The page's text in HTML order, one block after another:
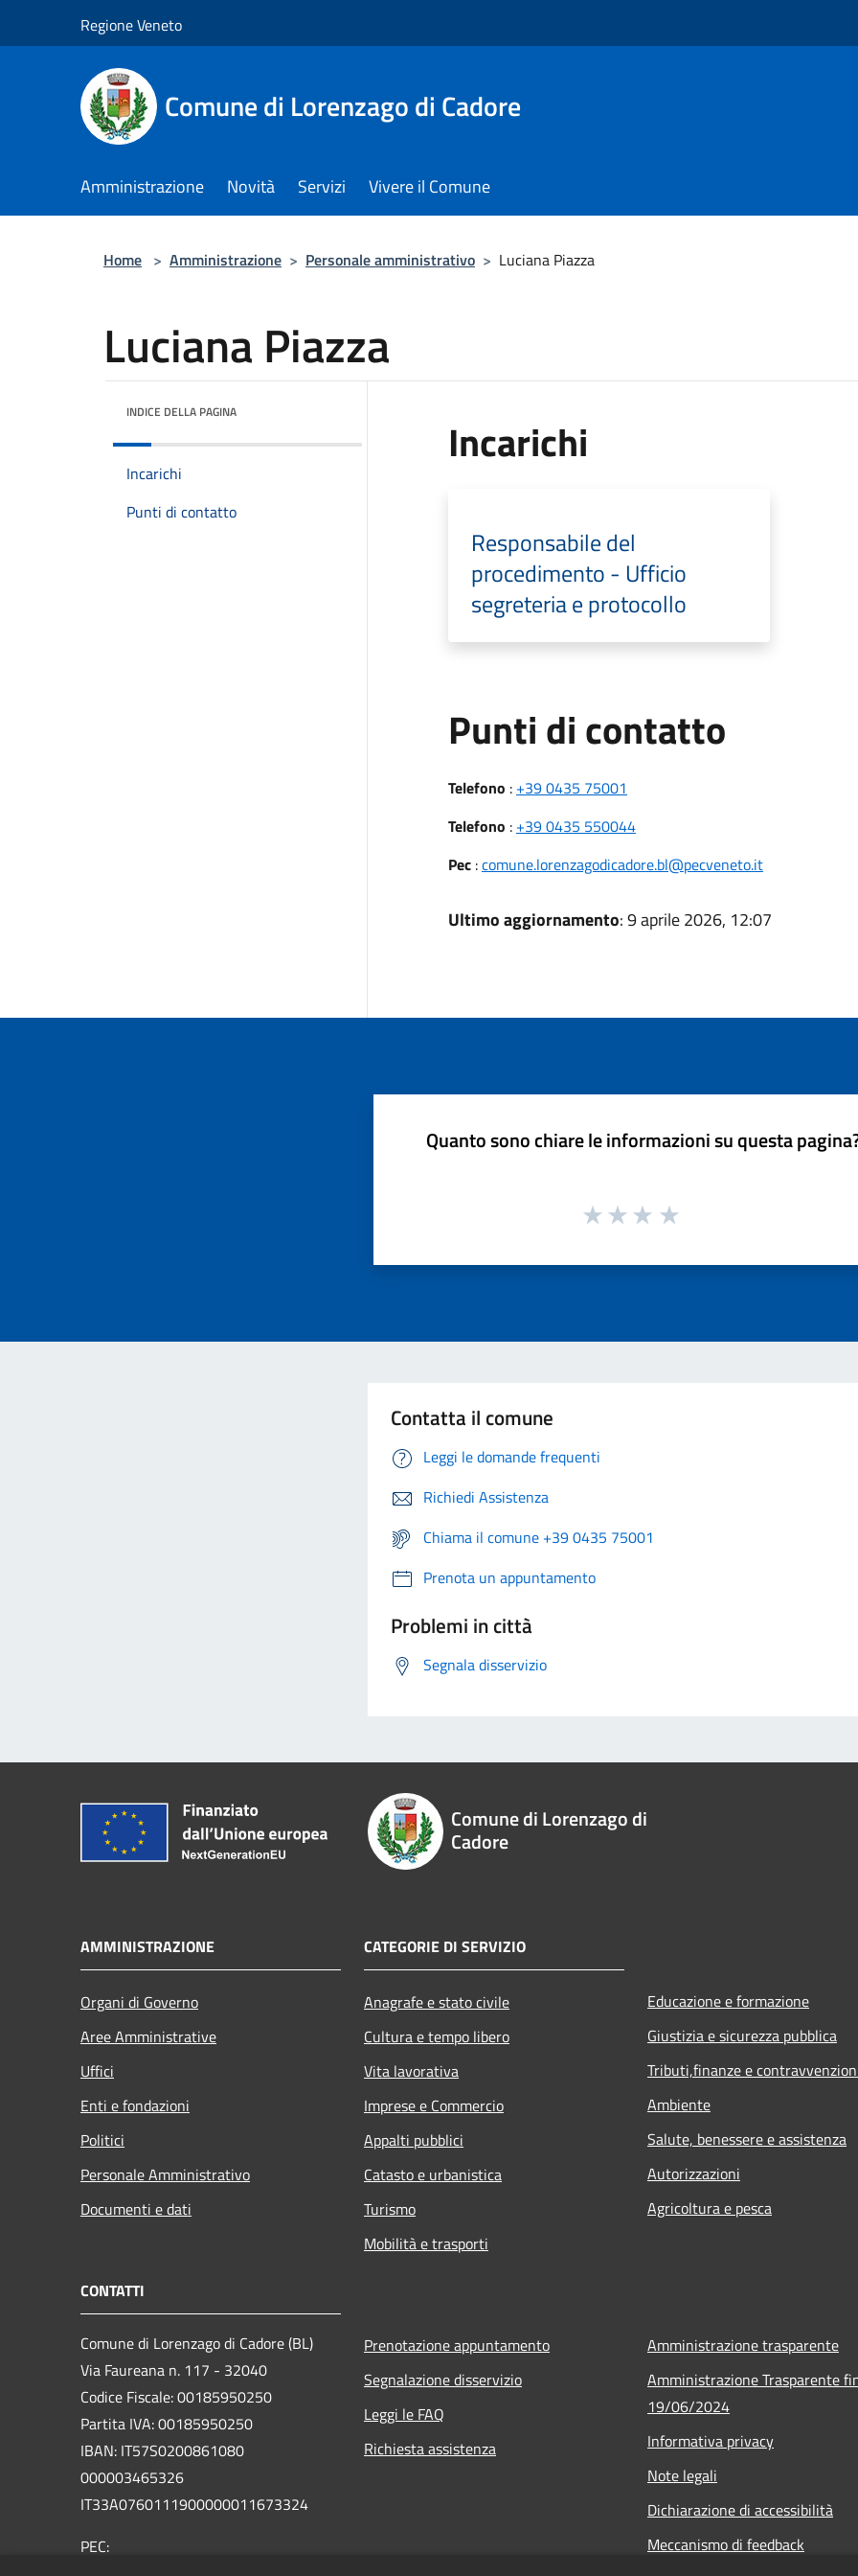
Regione Veneto
Comune di Lorenzago di Cadore
Amministrazione Novità Servizi Vivere il Comune
Home > Amministrazione > Personale amministrativo > Luciana Piazza
Luciana Piazza
INDICE DELLA PAGINA
Incarichi
Punti di contatto
Incarichi
Responsabile del
procedimento - Ufficio
segreteria e protocollo
Punti di contatto
Telefono : +39 0435 75001
Telefono : +39 0435 550044
Pec:comune.lorenzagodicadore.bl@pecveneto.it
Ultimo aggiornamento: 9 aprile 2026, 12:07
Quanto sono chiare le informazioni su questa
Contatta il comune
Leggi le domande frequenti
Richiedi Assistenza
Chiama il comune +39 0435 75001
Prenota un appuntamento
Problemi in città
Segnala disservizio
Comune di Lorenzago di
Cadore
AMMINISTRAZIONE
Organi di Governo
Aree Amministrative
Uffici
Enti e fondazioni
Politici
Personale Amministrativo
Documenti e dati
CATEGORIE DI SERVIZIO
Anagrafe e stato civile
Cultura e tempo libero
Vita lavorativa
Imprese e Commercio
Appalti pubblici
Catasto e urbanistica
Turismo
Mobilità e trasporti
Educazione e formazione
Giustizia e sicurezza pubblica
Tributi,finanze e
Ambiente
Salute, benessere e assistenza
Autorizzazioni
Agricoltura e pesca
CONTATTI
Comune di Lorenzago di Cadore (BL)
Via Faureana n. 117 - 32040
Codice Fiscale: 00185950250
Partita IVA: 00185950250
IBAN: IT57S0200861080
000003465326
IT33A0760111900000011673324
PEC:
Prenotazione appuntamento
Segnalazione disservizio
Leggi le FAQ
Richiesta assistenza
Amministrazione trasparente
Amministrazione Trasparente
19/06/2024
Informativa privacy
Note legali
Dichiarazione di accessibilità
Meccanismo di feedback